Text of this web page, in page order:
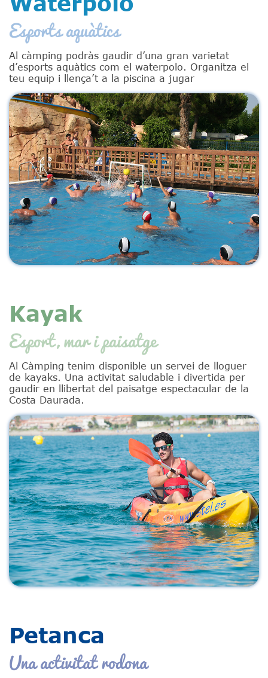
Esports aquàtics
Al càmping podràs gaudir d’una gran varietat
d’esports aquàtics com el waterpolo. Organitza el
teu equip i llença’t a la piscina a jugar
Kayak
Esport, mar i paisatge
Al Càmping tenim disponible un servei de lloguer
de kayaks. Una activitat saludable i divertida per
gaudir en llibertat del paisatge espectacular de la
Costa Daurada.
Petanca
Una activitat rodona